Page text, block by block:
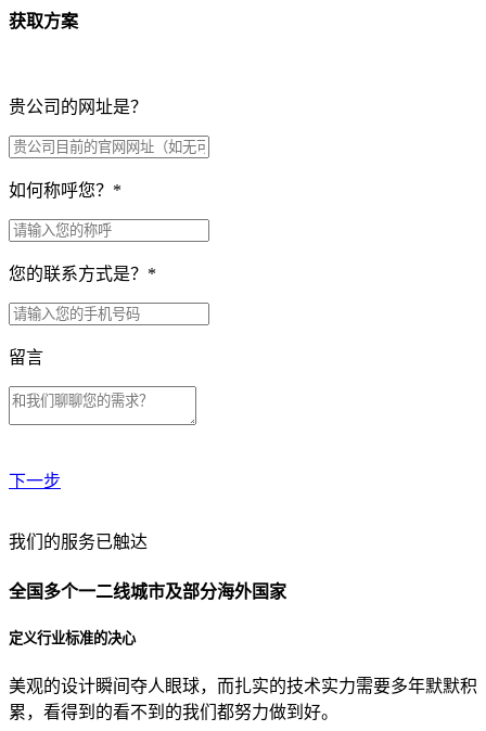
获取方案
贵公司的网址是？
如何称呼您？ *
您的联系方式是？ *
留言
下一步
贵公司预算范围是？
贵公司的团队规模是？
目前主要的营销渠道是？
我们的服务已触达
全国多个一二线城市及部分海外国家
定义行业标准的决心
美观的设计瞬间夺人眼球，而扎实的技术实力需要多年默默积
累，看得到的看不到的我们都努力做到好。